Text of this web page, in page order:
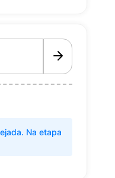
Na etapa